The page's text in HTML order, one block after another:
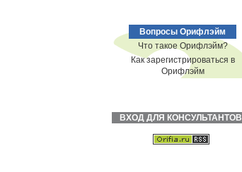
Вопросы Орифлэйм
Что такое Орифлэйм?
Как зарегистрироваться в
Орифлэйм
ВХОД ДЛЯ КОНСУЛЬТАНТОВ